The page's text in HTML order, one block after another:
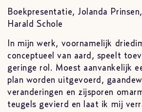
Boekpresentatie, Jolanda
Harald Schole
In mijn werk, voornamelijk
conceptueel van aard, speelt
geringe rol. Moest aanvankelijk
plan worden uitgevoerd,
veranderingen en zijsporen
teugels gevierd en laat ik mij